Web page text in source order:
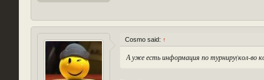
Cosmo said: ↑
А уже есть информация по турниру(кол-во